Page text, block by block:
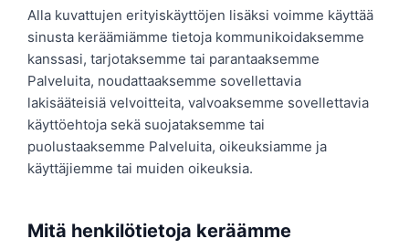
Alla kuvattujen erityiskäyttöjen lisäksi voimme käyttää
sinusta keräämiämme tietoja kommunikoidaksemme
kanssasi, tarjotaksemme tai parantaaksemme
Palveluita, noudattaaksemme sovellettavia
lakisääteisiä velvoitteita, valvoaksemme sovellettavia
käyttöehtoja sekä suojataksemme tai
puolustaaksemme Palveluita, oikeuksiamme ja
käyttäjiemme tai muiden oikeuksia.
Mitä henkilötietoja keräämme